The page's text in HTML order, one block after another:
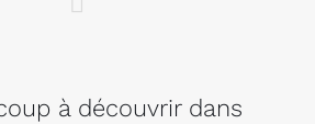
à découvrir dans